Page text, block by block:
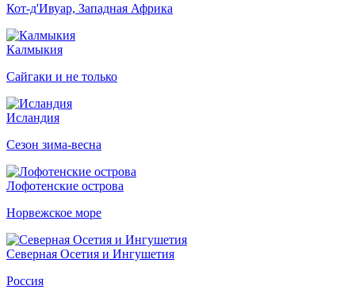
Кот-д'Ивуар, Западная Африка
Калмыкия
Сайгаки и не только
Исландия
Сезон зима-весна
Лофотенские острова
Норвежское море
Северная Осетия и Ингушетия
Россия